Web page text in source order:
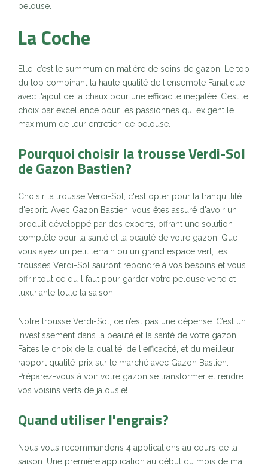
pelouse.
La Coche
Elle, c’est le summum en matière de soins de gazon. Le top
du top combinant la haute qualité de l'ensemble Fanatique
avec l'ajout de la chaux pour une efficacité inégalée. C’est le
choix par excellence pour les passionnés qui exigent le
maximum de leur entretien de pelouse.
Pourquoi choisir la trousse Verdi-Sol
de Gazon Bastien?
Choisir la trousse Verdi-Sol, c'est opter pour la tranquillité
d'esprit. Avec Gazon Bastien, vous êtes assuré d'avoir un
produit développé par des experts, offrant une solution
complète pour la santé et la beauté de votre gazon. Que
vous ayez un petit terrain ou un grand espace vert, les
trousses Verdi-Sol sauront répondre à vos besoins et vous
offrir tout ce qu’il faut pour garder votre pelouse verte et
luxuriante toute la saison.
Notre trousse Verdi-Sol, ce n’est pas une dépense. C’est un
investissement dans la beauté et la santé de votre gazon.
Faites le choix de la qualité, de l'efficacité, et du meilleur
rapport qualité-prix sur le marché avec Gazon Bastien.
Préparez-vous à voir votre gazon se transformer et rendre
vos voisins verts de jalousie!
Quand utiliser l'engrais?
Nous vous recommandons 4 applications au cours de la
saison. Une première application au début du mois de mai